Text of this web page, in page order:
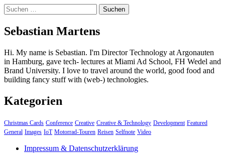
Suchen
nach:
Sebastian Martens
Hi. My name is Sebastian. I'm Director Technology at Argonauten
in Hamburg, gave tech- lectures at Miami Ad School, FH Wedel and
Brand University. I love to travel around the world, good food and
building fancy stuff with (web-) technologies.
Kategorien
Christmas Cards Conference Creative Creative & Technology Development Featured
General Images IoT Motorrad-Touren Reisen Selfnote Video
Impressum & Datenschutzerklärung